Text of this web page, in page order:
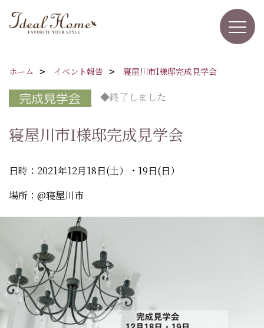
ホーム イベント報告 寝屋川市I様邸完成見学会
◆終了しました
寝屋川市I様邸完成見学会
日時：2021年12月18日(土）・19日(日）
場所：@寝屋川市